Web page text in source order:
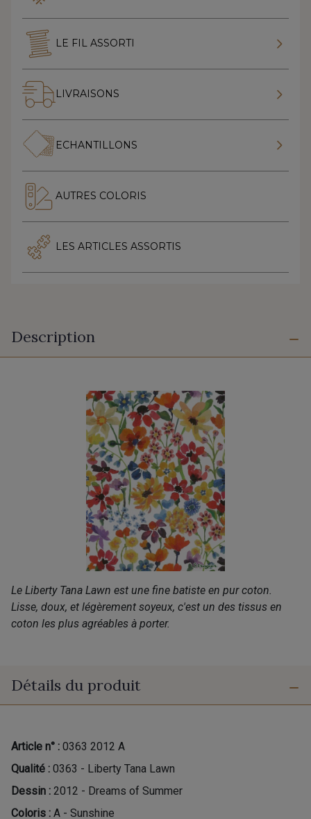
LE FIL ASSORTI
LIVRAISONS
ECHANTILLONS
AUTRES COLORIS
LES ARTICLES ASSORTIS
Description
Le Liberty Tana Lawn est une fine batiste en pur coton.
Lisse, doux, et légèrement soyeux, c'est un des tissus en
coton les plus agréables à porter.
Détails du produit
Article n° : 0363 2012 A
Qualité : 0363 - Liberty Tana Lawn
Dessin : 2012 - Dreams of Summer
Coloris : A - Sunshine